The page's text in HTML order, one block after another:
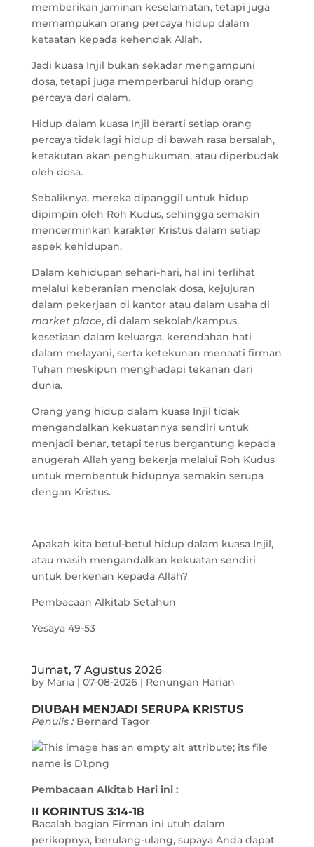
memberikan jaminan keselamatan, tetapi juga
memampukan orang percaya hidup dalam
ketaatan kepada kehendak Allah.
Jadi kuasa Injil bukan sekadar mengampuni
dosa, tetapi juga memperbarui hidup orang
percaya dari dalam.
Hidup dalam kuasa Injil berarti setiap orang
percaya tidak lagi hidup di bawah rasa bersalah,
ketakutan akan penghukuman, atau diperbudak
oleh dosa.
Sebaliknya, mereka dipanggil untuk hidup
dipimpin oleh Roh Kudus, sehingga semakin
mencerminkan karakter Kristus dalam setiap
aspek kehidupan.
Dalam kehidupan sehari-hari, hal ini terlihat
melalui keberanian menolak dosa, kejujuran
dalam pekerjaan di kantor atau dalam usaha di
market place, di dalam sekolah/kampus,
kesetiaan dalam keluarga, kerendahan hati
dalam melayani, serta ketekunan menaati firman
Tuhan meskipun menghadapi tekanan dari
dunia.
Orang yang hidup dalam kuasa Injil tidak
mengandalkan kekuatannya sendiri untuk
menjadi benar, tetapi terus bergantung kepada
anugerah Allah yang bekerja melalui Roh Kudus
untuk membentuk hidupnya semakin serupa
dengan Kristus.
Apakah kita betul-betul hidup dalam kuasa Injil,
atau masih mengandalkan kekuatan sendiri
untuk berkenan kepada Allah?
Pembacaan Alkitab Setahun
Yesaya 49-53
Jumat, 7 Agustus 2026
by Maria| 07-08-2026| Renungan Harian
DIUBAH MENJADI SERUPA KRISTUS
Penulis : Bernard Tagor
Pembacaan Alkitab Hari ini :
II KORINTUS 3:14-18
Bacalah bagian Firman ini utuh dalam
perikopnya, berulang-ulang, supaya Anda dapat